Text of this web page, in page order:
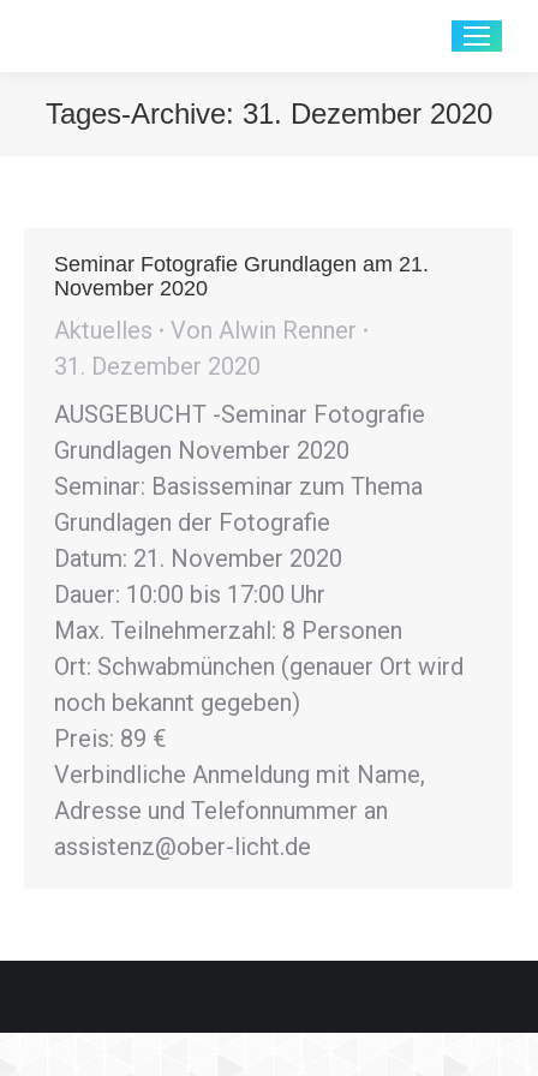
Tages-Archive: 31. Dezember 2020
Seminar Fotografie Grundlagen am 21.
November 2020
Aktuelles Von Alwin Renner
31. Dezember 2020
AUSGEBUCHT -Seminar Fotografie
Grundlagen November 2020
Seminar: Basisseminar zum Thema
Grundlagen der Fotografie
Datum: 21. November 2020
Dauer: 10:00 bis 17:00 Uhr
Max. Teilnehmerzahl: 8 Personen
Ort: Schwabmünchen (genauer Ort wird
noch bekannt gegeben)
Preis: 89 €
Verbindliche Anmeldung mit Name,
Adresse und Telefonnummer an
assistenz@ober-licht.de